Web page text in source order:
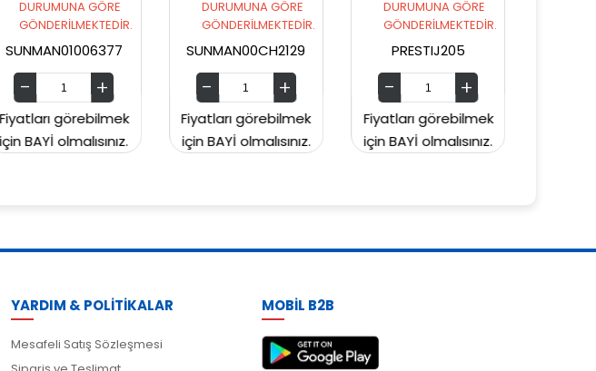
DURUMUNA GÖRE
GÖNDERİLMEKTEDİR.
SUNMAN00CH2129
Fiyatları görebilmek
için BAYİ olmalısınız.
DURUMUNA GÖRE
GÖNDERİLMEKTEDİR.
PRESTIJ205
Fiyatları görebilmek
için BAYİ olmalısınız.
DURUMUNA GÖRE
GÖNDERİLMEKTEDİR.
PRESTIJ203
Fiyatları görebilmek
için BAYİ olmalısınız.
YARDIM & POLİTİKALAR
Mesafeli Satış Sözleşmesi
MOBİL B2B